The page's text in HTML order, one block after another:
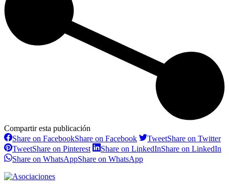
Compartir esta publicación
Share on FacebookShare on Facebook TweetShare on Twitter
TweetShare on Pinterest Share on LinkedInShare on LinkedIn
Share on WhatsAppShare on WhatsApp